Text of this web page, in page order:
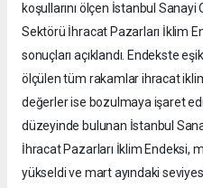
koşullarını ölçen İstanbul
Sektörü İhracat Pazarları İklim
sonuçları açıklandı. Endekste
ölçülen tüm rakamlar ihracat
değerler ise bozulmaya işaret
düzeyinde bulunan İstanbul
İhracat Pazarları İklim Endeksi,
yükseldi ve mart ayındaki